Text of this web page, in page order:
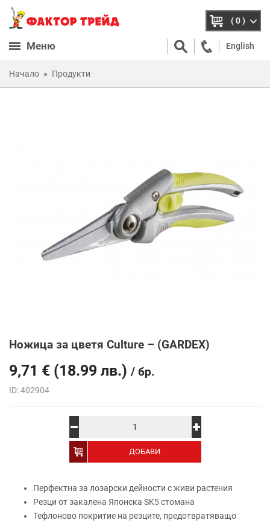
( 0 )
Меню English
Начало Продукти
Ножица за цветя Culture – (GARDEX)
9,71 € (18.99 лв.) / бр.
ID: 402904
ДОБАВИ
Alternative:
Перфектна за лозарски дейности с живи растения
Резци от закалена Японска SK5 стомана
Тефлоново покритие на резците, предотвратяващо